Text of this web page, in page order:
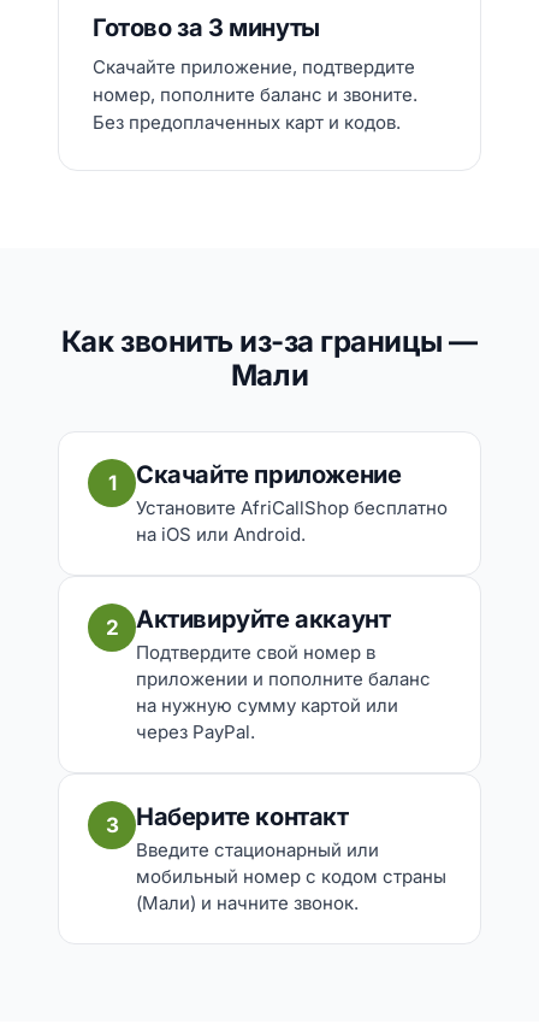
Готово за 3 минуты
Скачайте приложение, подтвердите
номер, пополните баланс и звоните.
Без предоплаченных карт и кодов.
Как звонить из-за границы —
Мали
1 Скачайте приложение
Установите AfriCallShop бесплатно
на iOS или Android.
2 Активируйте аккаунт
Подтвердите свой номер в
приложении и пополните баланс
на нужную сумму картой или
через PayPal.
3 Наберите контакт
Введите стационарный или
мобильный номер с кодом страны
(Мали) и начните звонок.